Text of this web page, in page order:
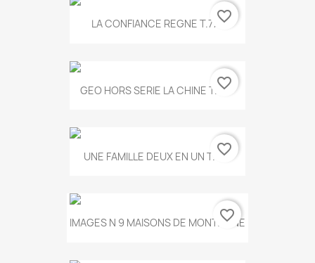
LA CONFIANCE REGNE T.778favorite_border
GEO HORS SERIE LA CHINE T.497
favorite_border
UNE FAMILLE DEUX EN UN T.675
favorite_border
IMAGES N 9 MAISONS DE MONTAGNE
favorite_border